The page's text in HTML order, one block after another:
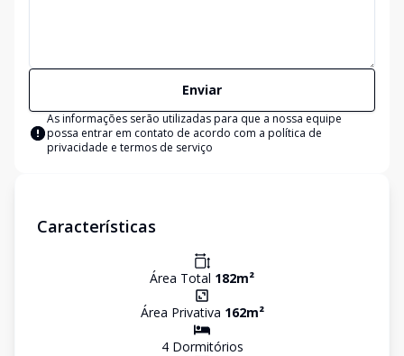
Enviar
As informações serão utilizadas para que a nossa equipe
possa entrar em contato de acordo com a política de
privacidade e termos de serviço
Características
Área Total 182m²
Área Privativa 162m²
4Dormitórios